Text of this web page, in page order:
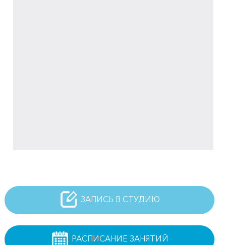
ЗАПИСЬ В СТУДИЮ
РАСПИСАНИЕ ЗАНЯТИЙ